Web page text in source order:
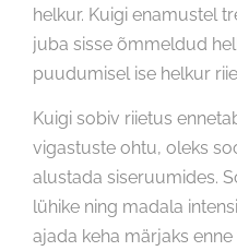
helkur. Kuigi enamustel
juba sisse õmmeldud
puudumisel ise helkur
Kuigi sobiv riietus
vigastuste ohtu, oleks
alustada siseruumides.
lühike ning madala
ajada keha märjaks